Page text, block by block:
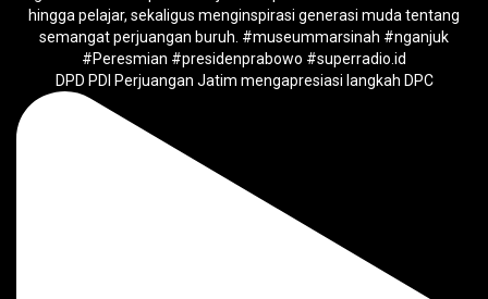
DPD PDI Perjuangan Jatim mengapresiasi langkah DPC